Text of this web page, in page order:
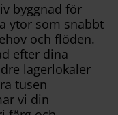
byggnad för
ytor som snabbt
och flöden.
efter dina
lagerlokaler
tusen
vi din